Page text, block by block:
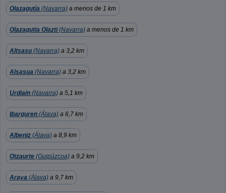
Olazagutía (Navarra) a menos de 1 km
Olazagutia Olazti(Navarra) a menos de 1 km
Altsasu (Navarra) a 3,2 km
Alsasua (Navarra) a 3,2 km
Urdiain (Navarra) a 5,1 km
Ibarguren (Álava) a 6,7 km
Albeniz (Álava) a 8,9 km
Otzaurte (Guipúzcoa) a 9,2 km
Araya (Álava) a 9,7 km